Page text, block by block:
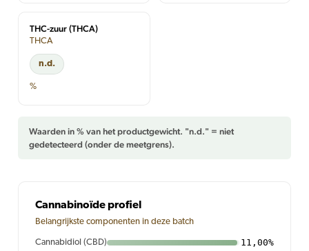
THC-zuur (THCA)
THCA
n.d.
%
Waarden in % van het productgewicht. "n.d." = niet
gedetecteerd (onder de meetgrens).
Cannabinoïde profiel
Belangrijkste componenten in deze batch
Cannabidiol (CBD) 11,00%